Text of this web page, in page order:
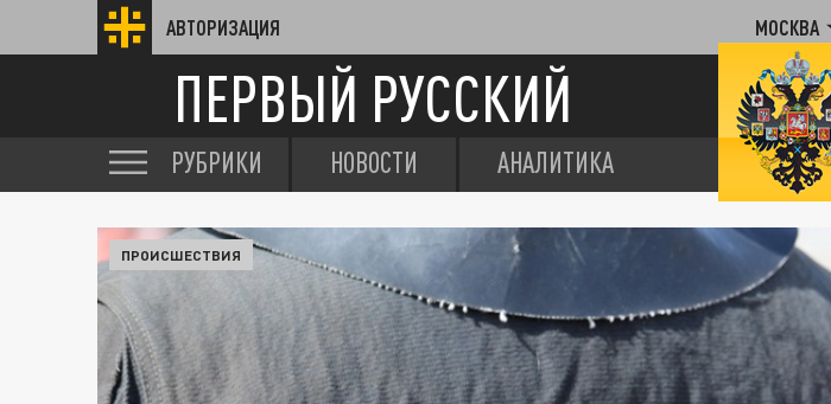
АВТОРИЗАЦИЯ МОСКВА
ПЕРВЫЙ РУССКИЙ
РУБРИКИ НОВОСТИ АНАЛИТИКА
ПРОИСШЕСТВИЯ